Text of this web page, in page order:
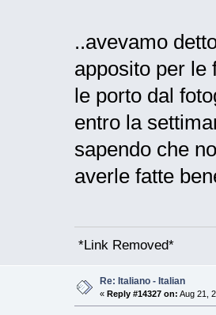
..avevamo
apposito per le
le porto dal
entro la
sapendo che
averle fatte
*Link Removed*
Re: Italiano - Italian
« Reply #14327 on: Aug 21,